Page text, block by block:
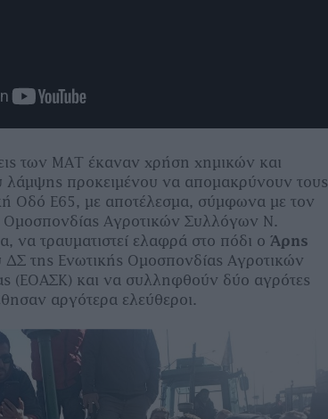
των ΜΑΤ έκαναν χρήση χημικών και
λάμψης προκειμένου να απομακρύνουν τους
Οδό Ε65, με αποτέλεσμα, σύμφωνα με τον
Ομοσπονδίας Αγροτικών Συλλόγων Ν.
να τραυματιστεί ελαφρά στο πόδι ο Άρης
ΔΣ της Ενωτικής Ομοσπονδίας Αγροτικών
(ΕΟΑΣΚ) και να συλληφθούν δύο αγρότες
αργότερα ελεύθεροι.